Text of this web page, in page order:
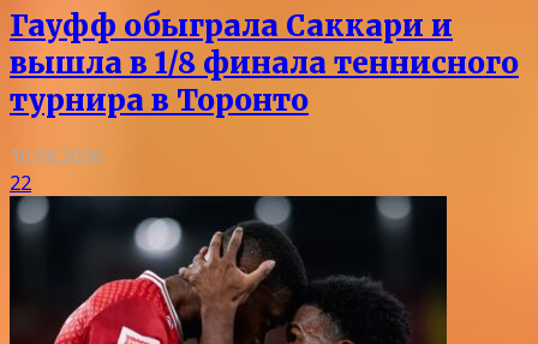
Гауфф обыграла Саккари и
вышла в 1/8 финала теннисного
турнира в Торонто
10.08.2026
22